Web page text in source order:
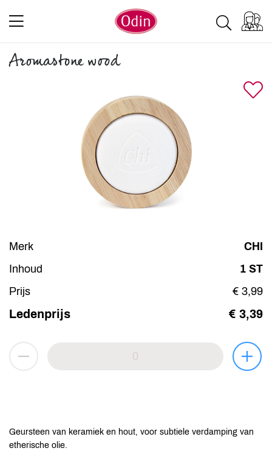
Aromastone wood
Merk
CHI
Inhoud
1 ST
Prijs
€ 3,99
Ledenprijs € 3,39
Geursteen van keramiek en hout, voor subtiele verdamping van
etherische olie.